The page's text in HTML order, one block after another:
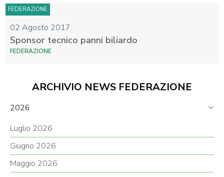
02 Agosto 2017
FEDERAZIONE
Sponsor tecnico panni biliardo
FEDERAZIONE
ARCHIVIO NEWS FEDERAZIONE
2026
Luglio 2026
Giugno 2026
Maggio 2026